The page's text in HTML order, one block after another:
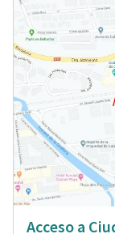
Acceso a